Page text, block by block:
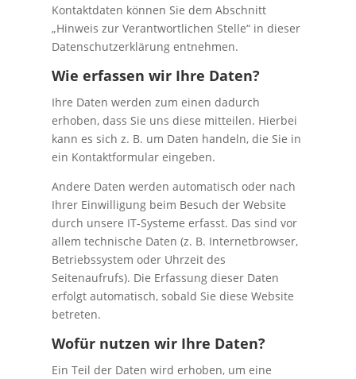
Kontaktdaten können Sie dem Abschnitt
„Hinweis zur Verantwortlichen Stelle“ in dieser
Datenschutzerklärung entnehmen.
Wie erfassen wir Ihre Daten?
Ihre Daten werden zum einen dadurch
erhoben, dass Sie uns diese mitteilen. Hierbei
kann es sich z. B. um Daten handeln, die Sie in
ein Kontaktformular eingeben.
Andere Daten werden automatisch oder nach
Ihrer Einwilligung beim Besuch der Website
durch unsere IT-Systeme erfasst. Das sind vor
allem technische Daten (z. B. Internetbrowser,
Betriebssystem oder Uhrzeit des
Seitenaufrufs). Die Erfassung dieser Daten
erfolgt automatisch, sobald Sie diese Website
betreten.
Wofür nutzen wir Ihre Daten?
Ein Teil der Daten wird erhoben, um eine